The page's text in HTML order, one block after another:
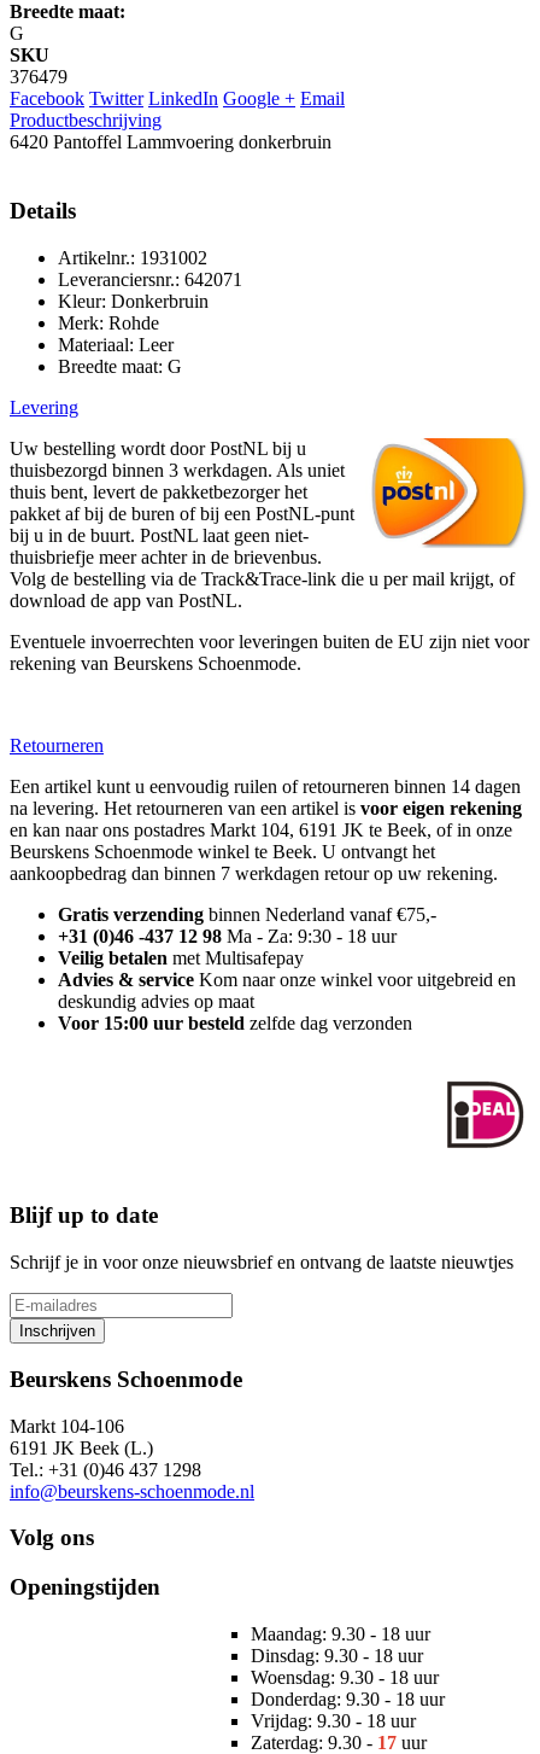
Breedte maat:
G
SKU
376479
Facebook Twitter LinkedIn Google + Email
Productbeschrijving
6420 Pantoffel Lammvoering donkerbruin
Details
Artikelnr.: 1931002
Leveranciersnr.: 642071
Kleur: Donkerbruin
Merk: Rohde
Materiaal: Leer
Breedte maat: G
Levering
Uw bestelling wordt door PostNL bij u
thuisbezorgd binnen 3 werkdagen. Als uniet
thuis bent, levert de pakketbezorger het
pakket af bij de buren of bij een PostNL-punt
bij u in de buurt. PostNL laat geen niet-
thuisbriefje meer achter in de brievenbus.
Volg de bestelling via de Track&Trace-link die u per mail krijgt, of
download de app van PostNL.
Eventuele invoerrechten voor leveringen buiten de EU zijn niet voor
rekening van Beurskens Schoenmode.
Retourneren
Een artikel kunt u eenvoudig ruilen of retourneren binnen 14 dagen
na levering. Het retourneren van een artikel is voor eigen rekening
en kan naar ons postadres Markt 104, 6191 JK te Beek, of in onze
Beurskens Schoenmode winkel te Beek. U ontvangt het
aankoopbedrag dan binnen 7 werkdagen retour op uw rekening.
Gratis verzending binnen Nederland vanaf €75,-
+31 (0)46 -437 12 98 Ma - Za: 9:30 - 18 uur
Veilig betalen met Multisafepay
Advies & service Kom naar onze winkel voor uitgebreid en
deskundig advies op maat
Voor 15:00 uur besteld zelfde dag verzonden
Blijf up to date
Schrijf je in voor onze nieuwsbrief en ontvang de laatste nieuwtjes
Inschrijven
Beurskens Schoenmode
Markt 104-106
6191 JK Beek (L.)
Tel.: +31 (0)46 437 1298
info@beurskens-schoenmode.nl
Volg ons
Openingstijden
Maandag: 9.30 - 18 uur
Dinsdag: 9.30 - 18 uur
Woensdag: 9.30 - 18 uur
Donderdag: 9.30 - 18 uur
Vrijdag: 9.30 - 18 uur
Zaterdag: 9.30 - 17 uur